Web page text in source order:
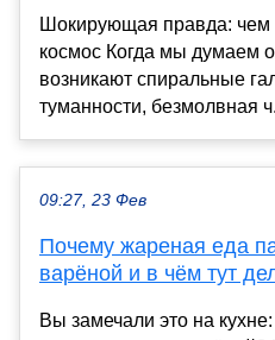
Шокирующая правда: чем
космос Когда мы думаем
возникают спиральные
туманности, безмолвная
09:27, 23 Фев
Почему жареная еда
варёной и в чём тут
Вы замечали это на